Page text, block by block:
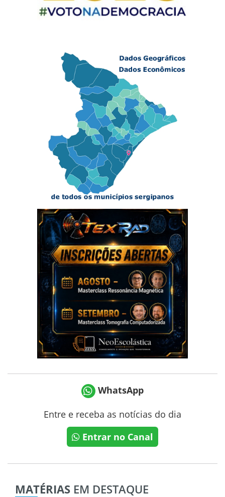
WhatsApp
Entre e receba as notícias do dia
Entrar no Canal
MATÉRIAS EM DESTAQUE